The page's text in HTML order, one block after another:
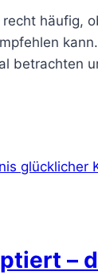
häufig,
betrachten
–